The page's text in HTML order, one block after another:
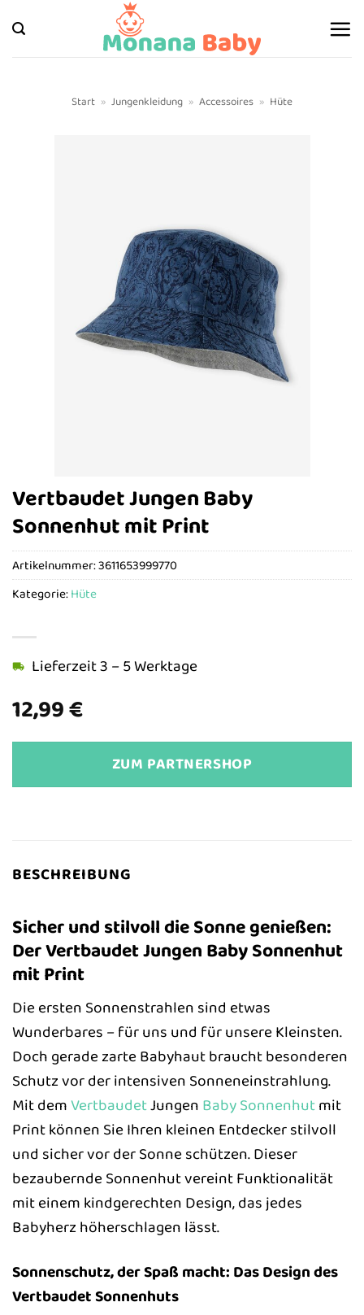
Inhalt
springen
Start » Jungenkleidung » Accessoires » Hüte
Vertbaudet Jungen Baby
Sonnenhut mit Print
12,99€
Lieferzeit 3 – 5 Werktage
ZUM PARTNERSHOP
Artikelnummer:3611653999770
Kategorie:Hüte
BESCHREIBUNG
Sicher und stilvoll die Sonne genießen:
Der Vertbaudet Jungen Baby Sonnenhut
mit Print
Die ersten Sonnenstrahlen sind etwas
Wunderbares – für uns und für unsere Kleinsten.
Doch gerade zarte Babyhaut braucht besonderen
Schutz vor der intensiven Sonneneinstrahlung.
Mit demVertbaudetJungen BabySonnenhutmit
Print können Sie Ihren kleinen Entdecker stilvoll
und sicher vor der Sonne schützen. Dieser
bezaubernde Sonnenhut vereint Funktionalität
mit einem kindgerechten Design, das jedes
Babyherz höherschlagen lässt.
Sonnenschutz, der Spaß macht: Das Design des
Vertbaudet Sonnenhuts